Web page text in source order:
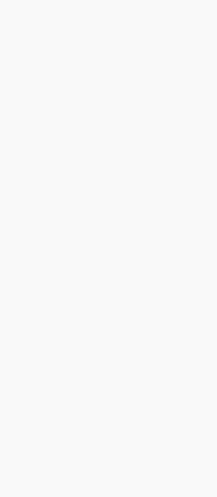
водяного нагревателя,
протекающая через узел, не
цинка, пластмасс, резины,
20 кПа. -Для недопущения
узлы изготавливаются в